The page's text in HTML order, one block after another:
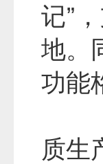
记”
地。
功能
质生